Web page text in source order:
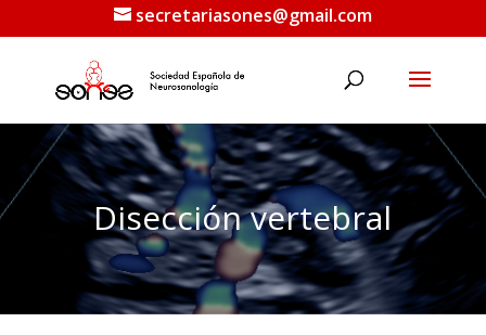
secretariasones@gmail.com
Disección vertebral